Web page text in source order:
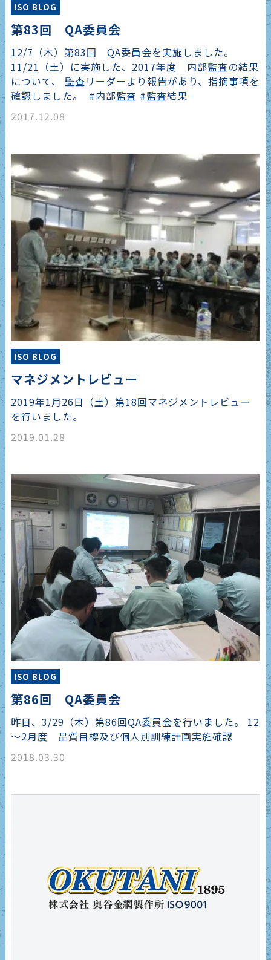
ISO BLOG
第83回 QA委員会
12/7（木）第83回 QA委員会を実施しました。
11/21（土）に実施した、2017年度 内部監査の結果
について、 監査リーダーより報告があり、指摘事項を
確認しました。 #内部監査 #監査結果
2017.12.08
ISO BLOG
マネジメントレビュー
2019年1月26日（土）第18回マネジメントレビュー
を行いました。
2019.01.28
ISO BLOG
第86回 QA委員会
昨日、3/29（木）第86回QA委員会を行いました。 12
～2月度 品質目標及び個人別訓練計画実施確認
2018.03.30